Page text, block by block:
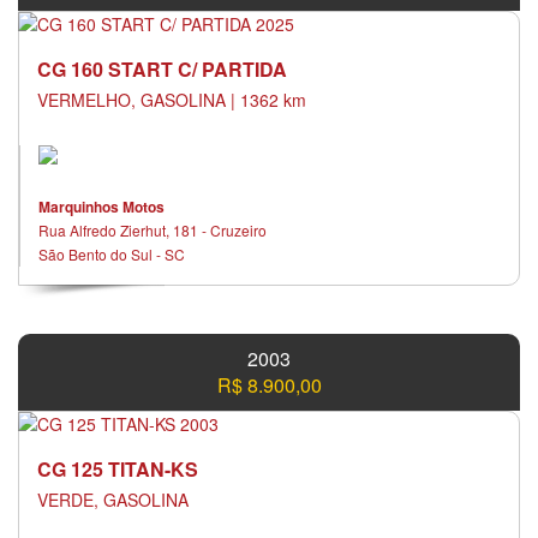
Controle de tração
Direção elétrica
Direção hidráulica
Distribuição eletrônica de frenagem
Encosto de cabeça traseiro
Farois mascara negra
Farol de milha
Farol xenônio
Kit multimídia
Manual
Mp3 player
CG 160 START C/ PARTIDA
VERMELHO, GASOLINA | 1362 km
Marquinhos Motos
Rua Alfredo Zierhut, 181 - Cruzeiro
São Bento do Sul - SC
2003
R$ 8.900,00
CG 125 TITAN-KS
VERDE, GASOLINA